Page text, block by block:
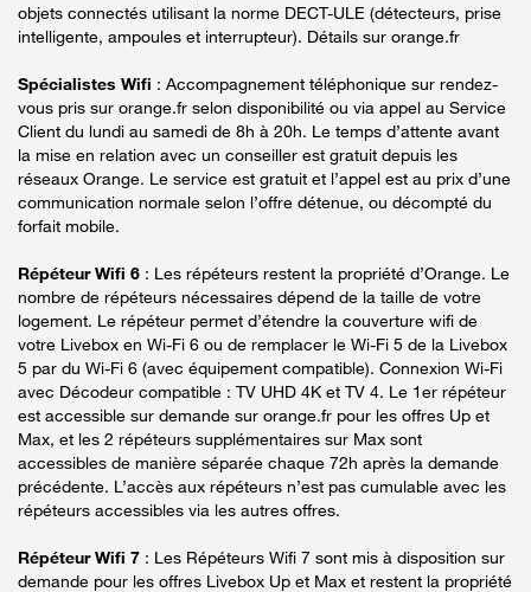
objets connectés utilisant la norme DECT-ULE (détecteurs, prise
intelligente, ampoules et interrupteur). Détails sur orange.fr
Spécialistes Wifi : Accompagnement téléphonique sur rendez-
vous pris sur orange.fr selon disponibilité ou via appel au Service
Client du lundi au samedi de 8h à 20h. Le temps d’attente avant
la mise en relation avec un conseiller est gratuit depuis les
réseaux Orange. Le service est gratuit et l’appel est au prix d’une
communication normale selon l’offre détenue, ou décompté du
forfait mobile.
Répéteur Wifi 6 : Les répéteurs restent la propriété d’Orange. Le
nombre de répéteurs nécessaires dépend de la taille de votre
logement. Le répéteur permet d’étendre la couverture wifi de
votre Livebox en Wi-Fi 6 ou de remplacer le Wi-Fi 5 de la Livebox
5 par du Wi-Fi 6 (avec équipement compatible). Connexion Wi-Fi
avec Décodeur compatible : TV UHD 4K et TV 4. Le 1er répéteur
est accessible sur demande sur orange.fr pour les offres Up et
Max, et les 2 répéteurs supplémentaires sur Max sont
accessibles de manière séparée chaque 72h après la demande
précédente. L’accès aux répéteurs n’est pas cumulable avec les
répéteurs accessibles via les autres offres.
Répéteur Wifi 7 : Les Répéteurs Wifi 7 sont mis à disposition sur
demande pour les offres Livebox Up et Max et restent la propriété